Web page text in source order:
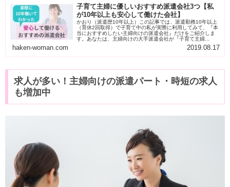
子育て主婦に優しいおすすめ派遣会社3つ【私
が10年以上も安心して働けた会社】
かおり（派遣歴10年以上）この記事では、派遣勤務10年以上
（育休2回取得）で子育て中の私が実際に利用してみて、『本
当におすすめしたい主婦向けの派遣会社』だけをご紹介しま
す。あなたは、主婦向けの大手派遣会社が『子育て主婦...
haken-woman.com 2019.08.17
求人が多い！主婦向けの派遣パート・時短の求人
も増加中